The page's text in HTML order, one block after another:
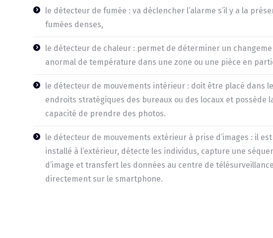
le détecteur de fumée : va déclencher l’alarme s’il y a la
fumées denses,
le détecteur de chaleur : permet de déterminer un
anormal de température dans une zone ou une pièce en
le détecteur de mouvements intérieur : doit être placé dans
endroits stratégiques des bureaux ou des locaux et possède
capacité de prendre des photos.
le détecteur de mouvements extérieur à prise d’images : il est
installé à l’extérieur, détecte les individus, capture une
d’image et transfert les données au centre de
directement sur le smartphone.